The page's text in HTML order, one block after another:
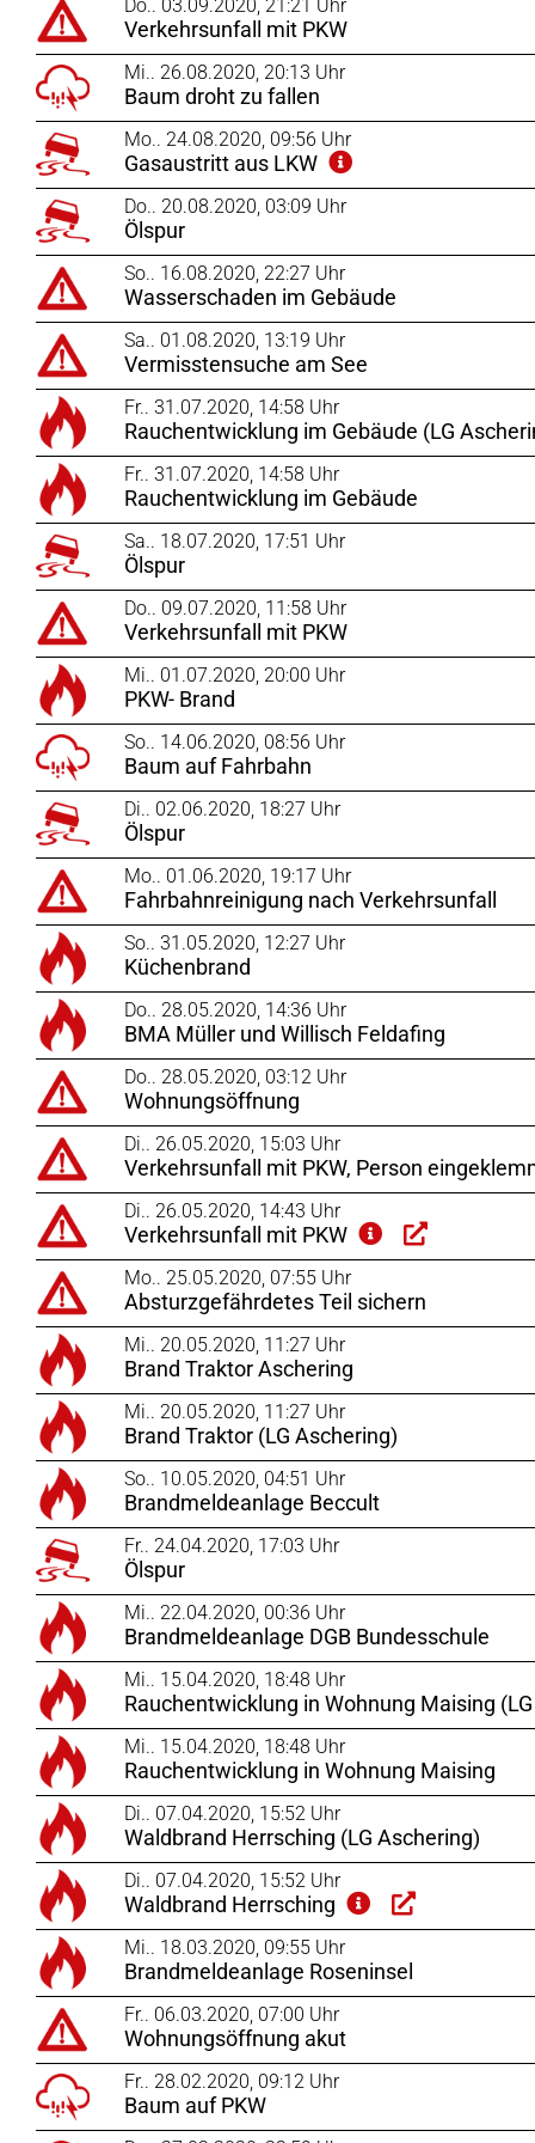
Do.. 03.09.2020, 21:21 Uhr
Verkehrsunfall mit PKW
Mi.. 26.08.2020, 20:13 Uhr
Baum droht zu fallen
Mo.. 24.08.2020, 09:56 Uhr
Gasaustritt aus LKW
Do.. 20.08.2020, 03:09 Uhr
Ölspur
So.. 16.08.2020, 22:27 Uhr
Wasserschaden im Gebäude
Sa.. 01.08.2020, 13:19 Uhr
Vermisstensuche am See
Fr.. 31.07.2020, 14:58 Uhr
Rauchentwicklung im Gebäude (LG
Fr.. 31.07.2020, 14:58 Uhr
Rauchentwicklung im Gebäude
Sa.. 18.07.2020, 17:51 Uhr
Ölspur
Do.. 09.07.2020, 11:58 Uhr
Verkehrsunfall mit PKW
Mi.. 01.07.2020, 20:00 Uhr
PKW- Brand
So.. 14.06.2020, 08:56 Uhr
Baum auf Fahrbahn
Di.. 02.06.2020, 18:27 Uhr
Ölspur
Mo.. 01.06.2020, 19:17 Uhr
Fahrbahnreinigung nach Verkehrsunfall
So.. 31.05.2020, 12:27 Uhr
Küchenbrand
Do.. 28.05.2020, 14:36 Uhr
BMA Müller und Willisch Feldafing
Do.. 28.05.2020, 03:12 Uhr
Wohnungsöffnung
Di.. 26.05.2020, 15:03 Uhr
Verkehrsunfall mit PKW, Person
Di.. 26.05.2020, 14:43 Uhr
Verkehrsunfall mit PKW
Mo.. 25.05.2020, 07:55 Uhr
Absturzgefährdetes Teil sichern
Mi.. 20.05.2020, 11:27 Uhr
Brand Traktor Aschering
Mi.. 20.05.2020, 11:27 Uhr
Brand Traktor (LG Aschering)
So.. 10.05.2020, 04:51 Uhr
Brandmeldeanlage Beccult
Fr.. 24.04.2020, 17:03 Uhr
Ölspur
Mi.. 22.04.2020, 00:36 Uhr
Brandmeldeanlage DGB Bundesschule
Mi.. 15.04.2020, 18:48 Uhr
Rauchentwicklung in Wohnung Maising
Mi.. 15.04.2020, 18:48 Uhr
Rauchentwicklung in Wohnung Maising
Di.. 07.04.2020, 15:52 Uhr
Waldbrand Herrsching (LG Aschering)
Di.. 07.04.2020, 15:52 Uhr
Waldbrand Herrsching
Mi.. 18.03.2020, 09:55 Uhr
Brandmeldeanlage Roseninsel
Fr.. 06.03.2020, 07:00 Uhr
Wohnungsöffnung akut
Fr.. 28.02.2020, 09:12 Uhr
Baum auf PKW